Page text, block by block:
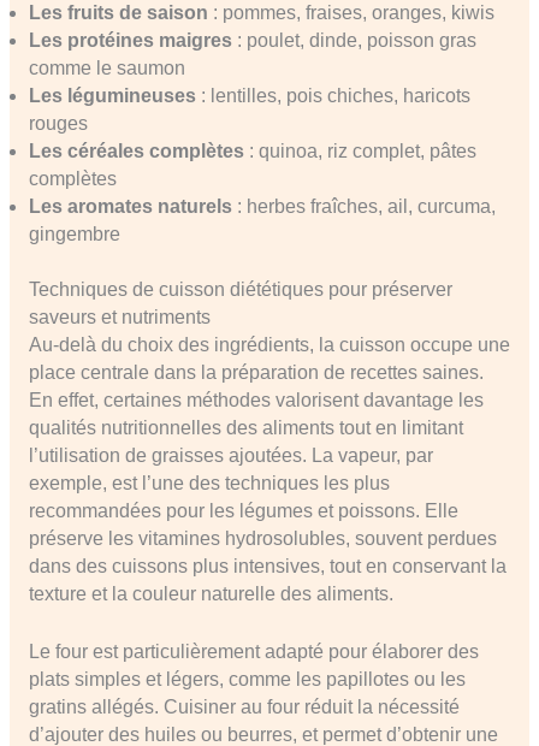
Les fruits de saison : pommes, fraises, oranges, kiwis
Les protéines maigres: poulet, dinde, poisson gras
comme le saumon
Les légumineuses: lentilles, pois chiches, haricots
rouges
Les céréales complètes: quinoa, riz complet, pâtes
complètes
Les aromates naturels: herbes fraîches, ail, curcuma,
gingembre
Techniques de cuisson diététiques pour préserver
saveurs et nutriments
Au-delà du choix des ingrédients, la cuisson occupe une
place centrale dans la préparation de recettes saines.
En effet, certaines méthodes valorisent davantage les
qualités nutritionnelles des aliments tout en limitant
l’utilisation de graisses ajoutées. La vapeur, par
exemple, est l’une des techniques les plus
recommandées pour les légumes et poissons. Elle
préserve les vitamines hydrosolubles, souvent perdues
dans des cuissons plus intensives, tout en conservant la
texture et la couleur naturelle des aliments.
Le four est particulièrement adapté pour élaborer des
plats simples et légers, comme les papillotes ou les
gratins allégés. Cuisiner au four réduit la nécessité
d’ajouter des huiles ou beurres, et permet d’obtenir une